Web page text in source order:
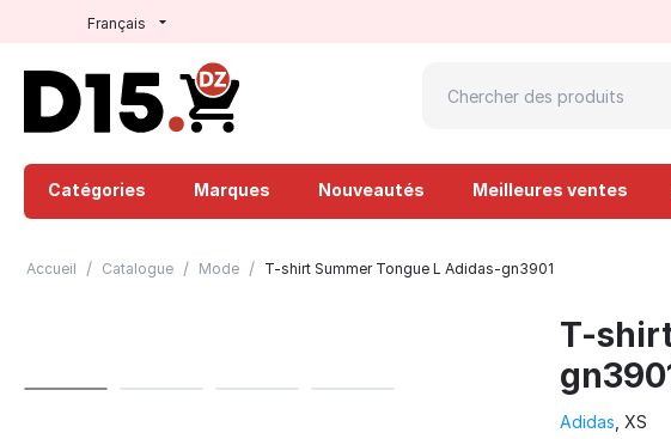
Français
Catégories Marques Nouveautés Meilleures ventes
Accueil / Catalogue / Mode / T-shirt Summer Tongue L Adidas-gn3901
T-
Adidas , XS